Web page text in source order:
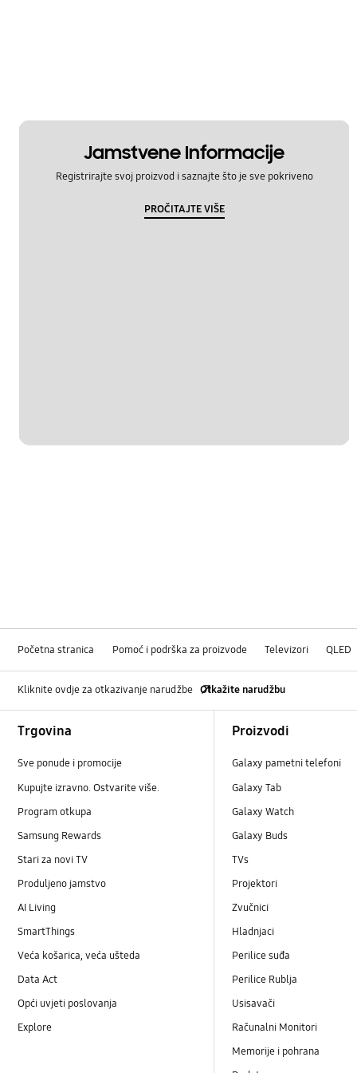
Jamstvene Informacije
Registrirajte svoj proizvod i saznajte što je sve pokriveno
PROČITAJTE VIŠE
Početna stranica Pomoć i podrška za proizvode Televizori QLED
Kliknite ovdje za otkazivanje narudžbe Otkažite narudžbu
Trgovina
Sve ponude i promocije
Kupujte izravno. Ostvarite više.
Program otkupa
Samsung Rewards
Stari za novi TV
Produljeno jamstvo
AI Living
SmartThings
Veća košarica, veća ušteda
Data Act
Opći uvjeti poslovanja
Explore
Proizvodi
Galaxy pametni telefoni
Galaxy Tab
Galaxy Watch
Galaxy Buds
TVs
Projektori
Zvučnici
Hladnjaci
Perilice suđa
Perilice Rublja
Usisavači
Računalni Monitori
Memorije i pohrana